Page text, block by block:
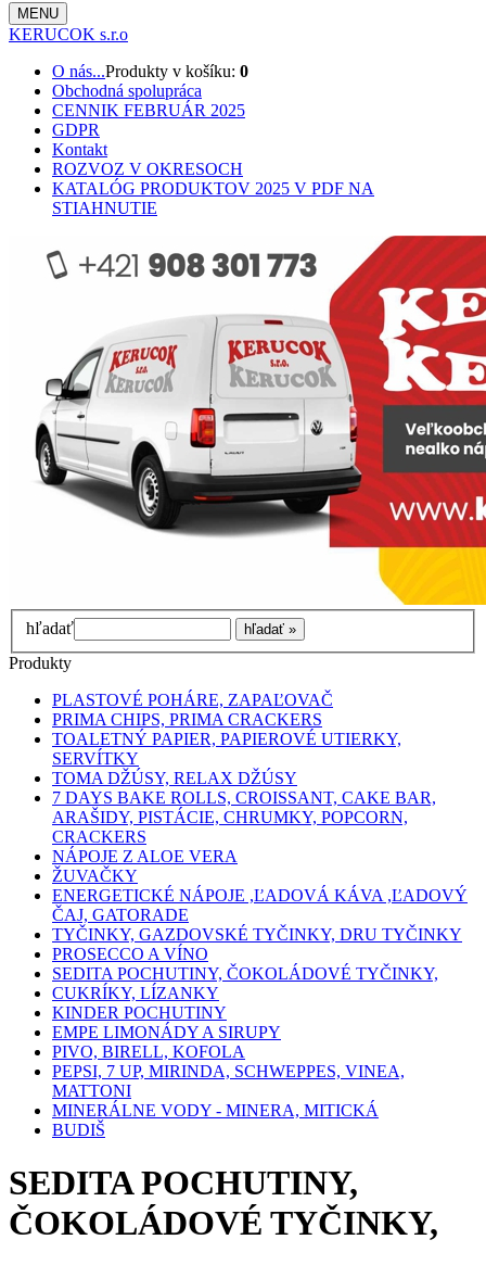
MENU
KERUCOK s.r.o
O nás...Produkty v košíku: 0
Obchodná spolupráca
CENNIK FEBRUÁR 2025
GDPR
Kontakt
ROZVOZ V OKRESOCH
KATALÓG PRODUKTOV 2025 V PDF NA
STIAHNUTIE
hľadať
Produkty
PLASTOVÉ POHÁRE, ZAPAĽOVAČ
PRIMA CHIPS, PRIMA CRACKERS
TOALETNÝ PAPIER, PAPIEROVÉ UTIERKY,
SERVÍTKY
TOMA DŽÚSY, RELAX DŽÚSY
7 DAYS BAKE ROLLS, CROISSANT, CAKE BAR,
ARAŠIDY, PISTÁCIE, CHRUMKY, POPCORN,
CRACKERS
NÁPOJE Z ALOE VERA
ŽUVAČKY
ENERGETICKÉ NÁPOJE ,ĽADOVÁ KÁVA ,ĽADOVÝ
ČAJ, GATORADE
TYČINKY, GAZDOVSKÉ TYČINKY, DRU TYČINKY
PROSECCO A VÍNO
SEDITA POCHUTINY, ČOKOLÁDOVÉ TYČINKY,
CUKRÍKY, LÍZANKY
KINDER POCHUTINY
EMPE LIMONÁDY A SIRUPY
PIVO, BIRELL, KOFOLA
PEPSI, 7 UP, MIRINDA, SCHWEPPES, VINEA,
MATTONI
MINERÁLNE VODY - MINERA, MITICKÁ
BUDIŠ
SEDITA POCHUTINY,
ČOKOLÁDOVÉ TYČINKY,